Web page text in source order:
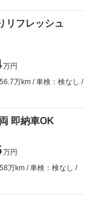
リフレッシュ
万円
万km
車検：検なし
即納車OK
万円
万km
車検：検なし